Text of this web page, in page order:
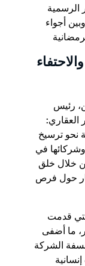
الرسمية
أجواء
رئيس
العقاري:
نحو ترسيخ
في
خلال خلق
حول فرص
قدمت
ما أضفى
الشركة